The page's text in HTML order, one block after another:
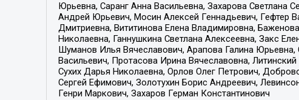
Юрьевна, Саранг Анна Васильевна, Захарова Светлана
Андрей Юрьевич, Мосин Алексей Геннадьевич, Гефтер
Дмитриевна, Вититинова Елена Владимировна,
Николаевна, Ганнушкина Светлана Алексеевна, Закс
Шуманов Илья Вячеславович, Арапова Галина
Васильевич, Протасова Ирина Вячеславовна,
Сухих Дарья Николаевна, Орлов Олег Петрович,
Сергей Ефимович, Золотухин Борис Андреевич,
Генри Маркович, Захаров Герман Константинович